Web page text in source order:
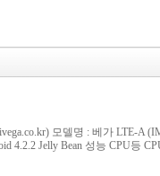
모델명 : 베가 LTE-A
4.2.2 Jelly Bean 성능 CPU등